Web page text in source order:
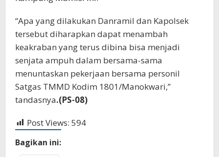
“Apa yang dilakukan Danramil dan Kapolsek
tersebut diharapkan dapat menambah
keakraban yang terus dibina bisa menjadi
senjata ampuh dalam bersama-sama
menuntaskan pekerjaan bersama personil
Satgas TMMD Kodim 1801/Manokwari,”
tandasnya.(PS-08)
Post Views: 594
Bagikan ini: